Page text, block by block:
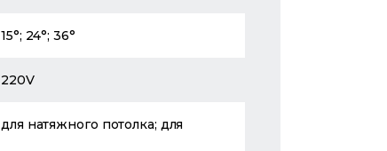
15°; 24°; 36°
220V
для натяжного потолка; для